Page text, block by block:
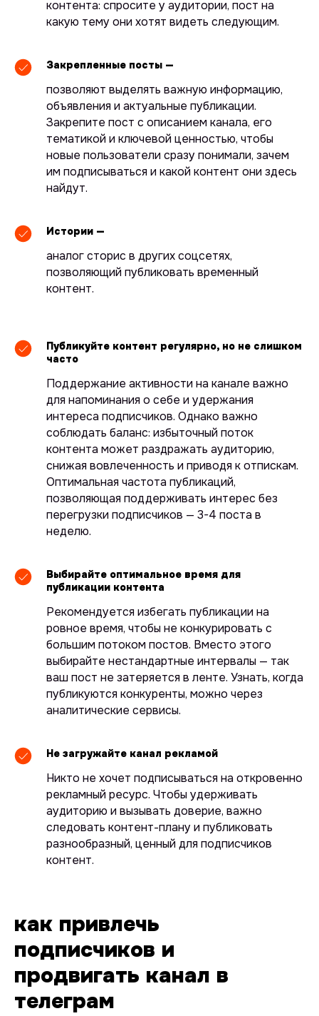
контента: спросите у аудитории, пост на
какую тему они хотят видеть следующим.
Закрепленные посты —
позволяют выделять важную информацию,
объявления и актуальные публикации.
Закрепите пост с описанием канала, его
тематикой и ключевой ценностью, чтобы
новые пользователи сразу понимали, зачем
им подписываться и какой контент они здесь
найдут.
Истории —
аналог сторис в других соцсетях,
позволяющий публиковать временный
контент.
Публикуйте контент регулярно, но не слишком
часто
Поддержание активности на канале важно
для напоминания о себе и удержания
интереса подписчиков. Однако важно
соблюдать баланс: избыточный поток
контента может раздражать аудиторию,
снижая вовлеченность и приводя к отпискам.
Оптимальная частота публикаций,
позволяющая поддерживать интерес без
перегрузки подписчиков — 3-4 поста в
неделю.
Выбирайте оптимальное время для
публикации контента
Рекомендуется избегать публикации на
ровное время, чтобы не конкурировать с
большим потоком постов. Вместо этого
выбирайте нестандартные интервалы — так
ваш пост не затеряется в ленте. Узнать, когда
публикуются конкуренты, можно через
аналитические сервисы.
Не загружайте канал рекламой
Никто не хочет подписываться на откровенно
рекламный ресурс. Чтобы удерживать
аудиторию и вызывать доверие, важно
следовать контент-плану и публиковать
разнообразный, ценный для подписчиков
контент.
как привлечь
подписчиков и
продвигать канал в
телеграм